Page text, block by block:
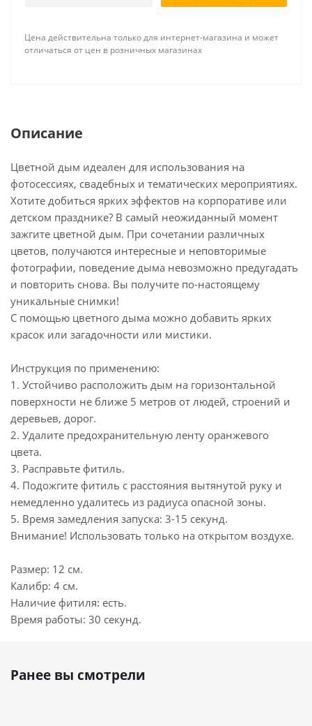
Цена действительна только для интернет-магазина и может
отличаться от цен в розничных магазинах
Описание
Цветной дым идеален для использования на
фотосессиях, свадебных и тематических мероприятиях.
Хотите добиться ярких эффектов на корпоративе или
детском празднике? В самый неожиданный момент
зажгите цветной дым. При сочетании различных
цветов, получаются интересные и неповторимые
фотографии, поведение дыма невозможно предугадать
и повторить снова. Вы получите по-настоящему
уникальные снимки!
С помощью цветного дыма можно добавить ярких
красок или загадочности или мистики.
Инструкция по применению:
1. Устойчиво расположить дым на горизонтальной
поверхности не ближе 5 метров от людей, строений и
деревьев, дорог.
2. Удалите предохранительную ленту оранжевого
цвета.
3. Расправьте фитиль.
4. Подожгите фитиль с расстояния вытянутой руку и
немедленно удалитесь из радиуса опасной зоны.
5. Время замедления запуска: 3-15 секунд.
Внимание! Использовать только на открытом воздухе.
Размер: 12 см.
Калибр: 4 см.
Наличие фитиля: есть.
Время работы: 30 секунд.
Ранее вы смотрели